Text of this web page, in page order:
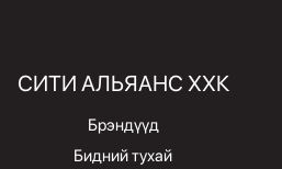
СИТИ АЛЬЯАНС ХХК
Брэндүүд
Бидний тухай